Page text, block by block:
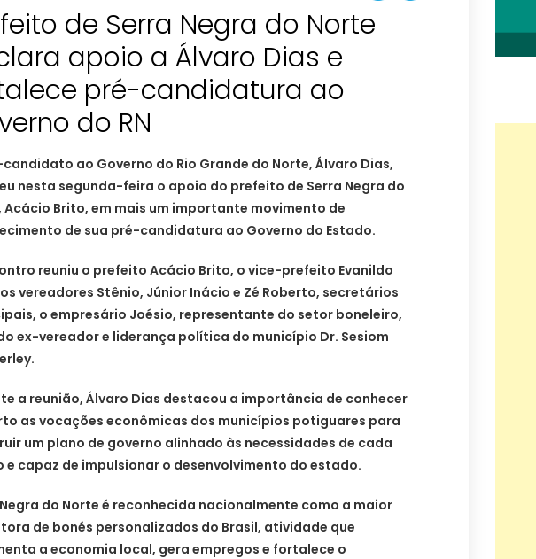
de Serra Negra do Norte
apoio a Álvaro Dias e
pré-candidatura ao
do RN
ao Governo do Rio Grande do Norte, Álvaro Dias,
nesta segunda-feira o apoio do prefeito de Serra Negra do
Acácio Brito, em mais um importante movimento de
de sua pré-candidatura ao Governo do Estado.
reuniu o prefeito Acácio Brito, o vice-prefeito Evanildo
os vereadores Stênio, Júnior Inácio e Zé Roberto, secretários
o empresário Joésio, representante do setor boneleiro,
ex-vereador e liderança política do município Dr. Sesiom
a reunião, Álvaro Dias destacou a importância de conhecer
as vocações econômicas dos municípios potiguares para
um plano de governo alinhado às necessidades de cada
e capaz de impulsionar o desenvolvimento do estado.
do Norte é reconhecida nacionalmente como a maior
de bonés personalizados do Brasil, atividade que
a economia local, gera empregos e fortalece o